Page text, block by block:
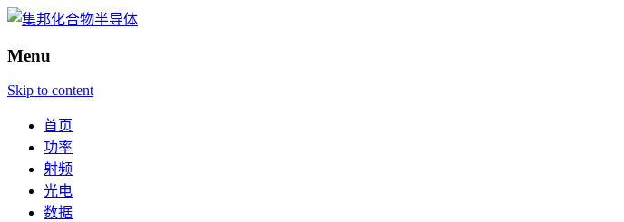
Menu
Skip to content
首页
功率
射频
光电
数据